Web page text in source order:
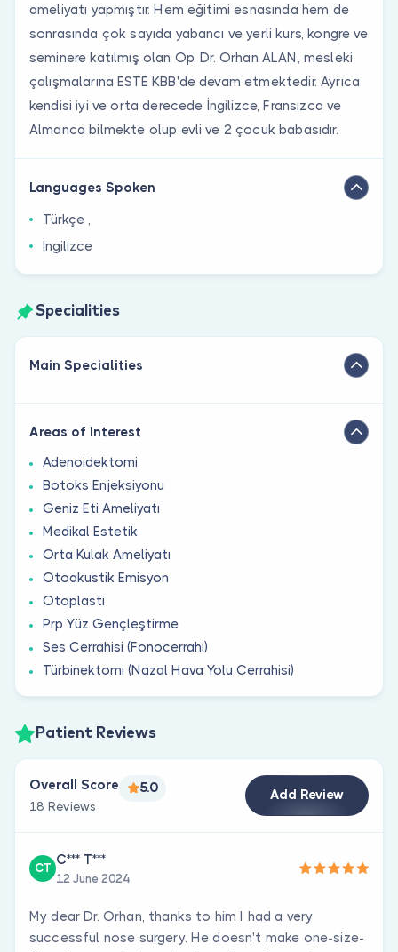
ameliyatı yapmıştır. Hem eğitimi esnasında hem de
sonrasında çok sayıda yabancı ve yerli kurs, kongre ve
seminere katılmış olan Op. Dr. Orhan ALAN, mesleki
çalışmalarına ESTE KBB'de devam etmektedir. Ayrıca
kendisi iyi ve orta derecede İngilizce, Fransızca ve
Almanca bilmekte olup evli ve 2 çocuk babasıdır.
Languages Spoken
Türkçe ,
İngilizce
Specialities
Main Specialities
Areas of Interest
Adenoidektomi
Botoks Enjeksiyonu
Geniz Eti Ameliyatı
Medikal Estetik
Orta Kulak Ameliyatı
Otoakustik Emisyon
Otoplasti
Prp Yüz Gençleştirme
Ses Cerrahisi (Fonocerrahi)
Türbinektomi (Nazal Hava Yolu Cerrahisi)
Patient Reviews
Overall Score
18 Reviews
5.0 Add Review
CT
C*** T***
12 June 2024
My dear Dr. Orhan, thanks to him I had a very
successful nose surgery. He doesn't make one-size-